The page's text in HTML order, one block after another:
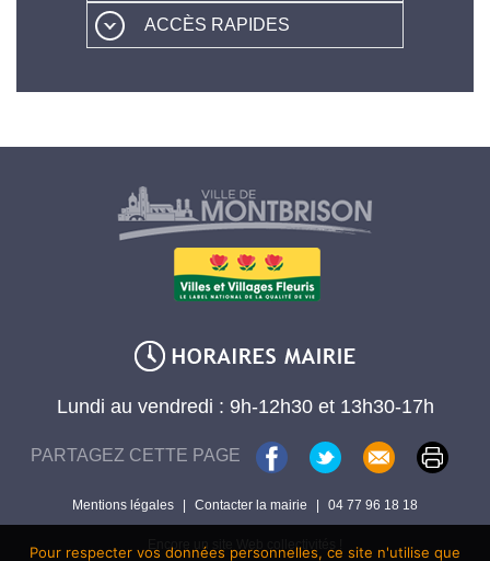
ACCÈS RAPIDES
Lundi au vendredi : 9h-12h30 et 13h30-17h
PARTAGEZ CETTE PAGE
Mentions légales | Contacter la mairie | 04 77 96 18 18
Encore un site Web collectivités !
Pour respecter vos données personnelles, ce site n'utilise que